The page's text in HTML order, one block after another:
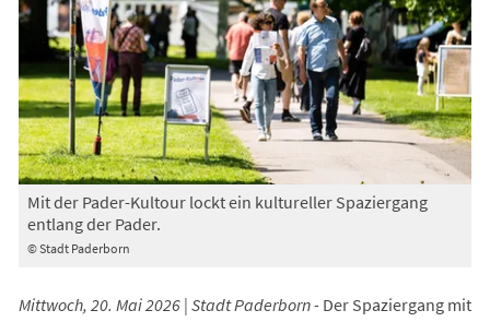
© Stadt Paderborn
Mit der Pader-Kultour lockt ein kultureller Spaziergang
entlang der Pader.
Mittwoch, 20. Mai 2026 | Stadt Paderborn - Der Spaziergang mit